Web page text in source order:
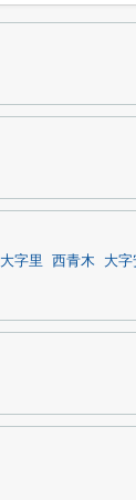
大字里 西青木 大